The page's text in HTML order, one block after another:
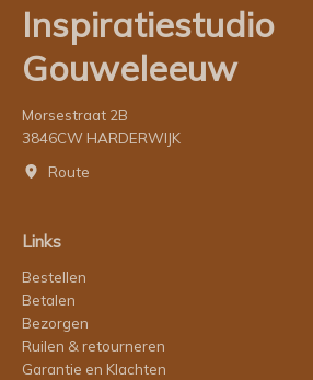
Inspiratiestudio
Gouweleeuw
Morsestraat 2B
3846CW HARDERWIJK
Route
Links
Bestellen
Betalen
Bezorgen
Ruilen & retourneren
Garantie en Klachten